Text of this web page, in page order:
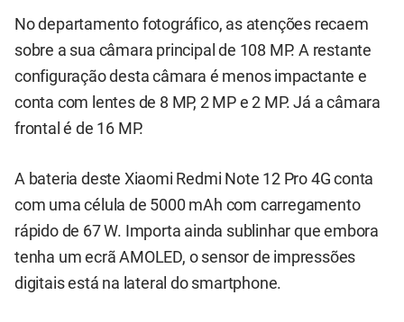
No departamento fotográfico, as atenções recaem
sobre a sua câmara principal de 108 MP. A restante
configuração desta câmara é menos impactante e
conta com lentes de 8 MP, 2 MP e 2 MP. Já a câmara
frontal é de 16 MP.
A bateria deste Xiaomi Redmi Note 12 Pro 4G conta
com uma célula de 5000 mAh com carregamento
rápido de 67 W. Importa ainda sublinhar que embora
tenha um ecrã AMOLED, o sensor de impressões
digitais está na lateral do smartphone.